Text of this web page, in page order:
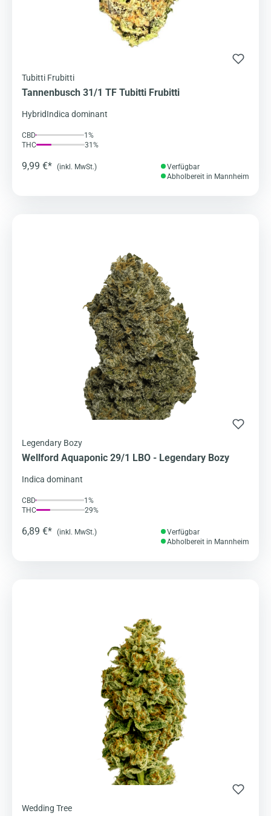
Tubitti Frubitti
Tannenbusch 31/1 TF Tubitti Frubitti
HybridIndica dominant
CBD
1%
THC
31%
9,99 €* (inkl. MwSt.)
Verfügbar
Abholbereit in Mannheim
Legendary Bozy
Wellford Aquaponic 29/1 LBO - Legendary Bozy
Indica dominant
CBD
1%
THC
29%
6,89 €* (inkl. MwSt.)
Verfügbar
Abholbereit in Mannheim
Wedding Tree